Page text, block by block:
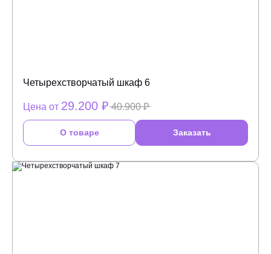
Четырехстворчатый шкаф 6
Цена от 29.200 ₽ 40.900 ₽
О товаре Заказать